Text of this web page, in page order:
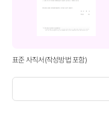
표준 사직서(작성방법 포함)